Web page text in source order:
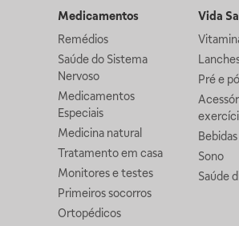
Medicamentos
Remédios
Saúde do Sistema
Nervoso
Medicamentos
Especiais
Medicina natural
Tratamento em casa
Monitores e testes
Primeiros socorros
Ortopédicos
Vida
Pré e
Bebidas
Sono
Saúde